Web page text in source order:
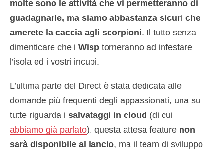
molte sono le attività che vi permetteranno di
guadagnarle, ma siamo abbastanza sicuri che
amerete la caccia agli scorpioni. Il tutto senza
dimenticare che i Wisp torneranno ad infestare
l’isola ed i vostri incubi.
L’ultima parte del Direct è stata dedicata alle
domande più frequenti degli appassionati, una su
tutte riguarda i salvataggi in cloud (di cui
abbiamo già parlato), questa attesa feature non
sarà disponibile al lancio, ma il team di sviluppo